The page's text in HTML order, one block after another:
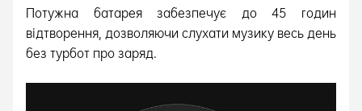
Потужна батарея забезпечує до 45 годин
відтворення, дозволяючи слухати музику весь день
без турбот про заряд.